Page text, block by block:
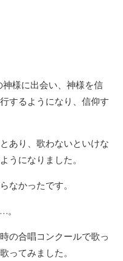
神様に出会い、神様を信
するようになり、信仰す
あり、歌わないといけな
うになりました。
なかったです。
。
の合唱コンクールで歌っ
ってみました。